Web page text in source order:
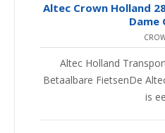
Altec Crown Holland
Dame
Altec Holland
Betaalbare FietsenDe
is